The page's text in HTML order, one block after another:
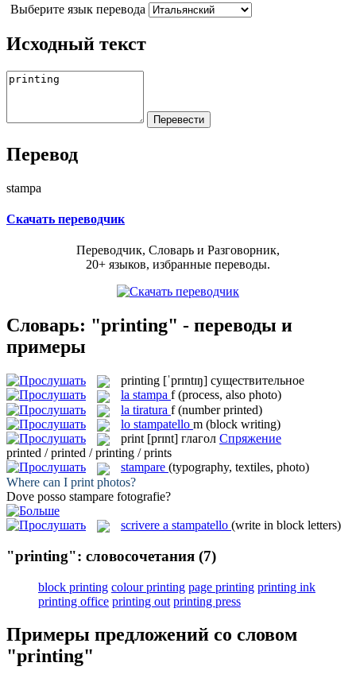
Выберите язык перевода
Исходный текст
Перевод
stampa
Скачать переводчик
Переводчик, Словарь и Разговорник,
20+ языков, избранные переводы.
Словарь: "printing" - переводы и
примеры
printing [ˈprɪntɪŋ] существительное
la stampa f (process, also photo)
la tiratura f (number printed)
lo stampatello m (block writing)
print [prɪnt] глагол Спряжение
printed / printed / printing / prints
stampare (typography, textiles, photo)
Where can I print photos?
Dove posso stampare fotografie?
scrivere a stampatello (write in block letters)
"printing": словосочетания (7)
block printing colour printing page printing printing ink
printing office printing out printing press
Примеры предложений со словом
"printing"